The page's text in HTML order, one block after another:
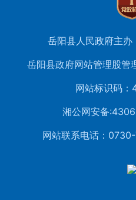
岳阳县人民政府主办
岳阳县政府网站管理股管
网站标识码
湘公网安备
网站联系电话：